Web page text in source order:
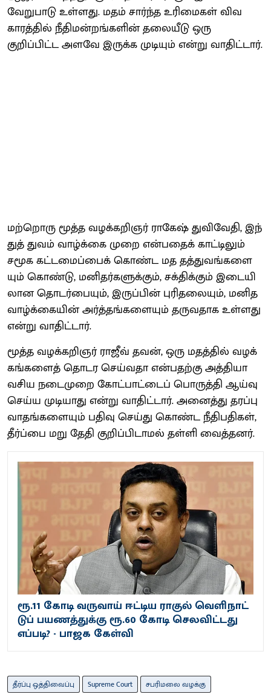
வேறு​பாடு உள்​ளது. மதம் சார்ந்த உரிமைகள் விவ​
காரத்​தில் நீதி​மன்​றங்​களின் தலை​யீடு ஒரு
குறிப்பிட்ட அளவே இருக்க முடி​யும் என்று வாதிட்​டார்.
மற்​றொரு மூத்த வழக்​கறிஞர் ராகேஷ் துவிவே​தி, இந்​
துத் ​து​வம் வாழ்க்கை முறை என்​ப​தைக் காட்​டிலும்
சமூக கட்​டமைப்​பைக் கொண்ட மத தத்​து​வங்​களை​
யும் கொண்​டு, மனிதர்​களுக்​கும், சக்திக்​கும் இடையி​
லான தொடர்​பை​யும், இருப்​பின் புரிதலை​யும், மனித
வாழ்க்​கை​யின் அர்த்​தங்​களை​யும் தரு​வ​தாக உள்​ளது
என்று வாதிட்​டார்.
மூத்த வழக்​கறிஞர் ராஜீவ் தவன், ஒரு மதத்​தில் வழக்​
கங்​களைத் தொடர செய்​வதா என்​ப​தற்கு அத்​தி​யா​
வசிய நடை​முறை கோட்​பாட்​டைப் பொருத்தி ஆய்வு
செய்ய முடி​யாது என்று வாதிட்​டார். அனைத்து தரப்பு
வாதங்​களை​யும் பதிவு செய்து கொண்ட நீதிபதிகள்,
தீர்ப்பை மறு தேதி குறிப்பிடாமல் தள்ளி வைத்தனர்.
ரூ.11 கோடி வருவாய் ஈட்டிய ராகுல்​ வெளி​நாட்​
டுப் பயணத்துக்கு ரூ.60 கோடி செல​விட்டது
எப்படி? - பாஜக கேள்வி
தீர்ப்பு ஒத்திவைப்பு Supreme Court
சபரிமலை வழக்கு